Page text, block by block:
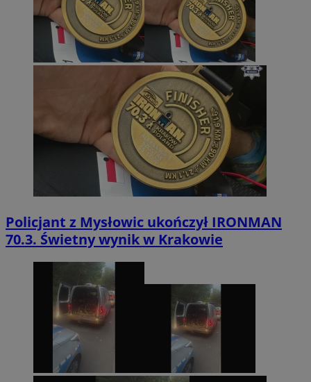
Policjant z Mysłowic ukończył IRONMAN
70.3. Świetny wynik w Krakowie